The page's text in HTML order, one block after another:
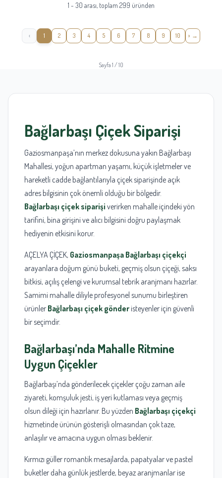
1 - 30 arası, toplam 299 üründen
‹ 1 2 3 4 5 6 7 8 9 10 ›
Sayfa 1 / 10
Bağlarbaşı Çiçek Siparişi
Gaziosmanpaşa’nın merkez dokusuna yakın Bağlarbaşı
Mahallesi, yoğun apartman yaşamı, küçük işletmeler ve
hareketli cadde bağlantılarıyla çiçek siparişinde açık
adres bilgisinin çok önemli olduğu bir bölgedir.
Bağlarbaşı çiçek siparişi verirken mahalle içindeki yön
tarifini, bina girişini ve alıcı bilgisini doğru paylaşmak
hediyenin etkisini korur.
AÇELYA ÇİÇEK, Gaziosmanpaşa Bağlarbaşı çiçekçi
arayanlara doğum günü buketi, geçmiş olsun çiçeği, saksı
bitkisi, açılış çelengi ve kurumsal tebrik aranjmanı hazırlar.
Samimi mahalle diliyle profesyonel sunumu birleştiren
ürünler Bağlarbaşı çiçek gönder isteyenler için güvenli
bir seçimdir.
Bağlarbaşı’nda Mahalle Ritmine
Uygun Çiçekler
Bağlarbaşı’nda gönderilecek çiçekler çoğu zaman aile
ziyareti, komşuluk jesti, iş yeri kutlaması veya geçmiş
olsun dileği için hazırlanır. Bu yüzden Bağlarbaşı çiçekçi
hizmetinde ürünün gösterişli olmasından çok taze,
anlaşılır ve amacına uygun olması beklenir.
Kırmızı güller romantik mesajlarda, papatyalar ve pastel
buketler daha günlük jestlerde, beyaz aranjmanlar ise